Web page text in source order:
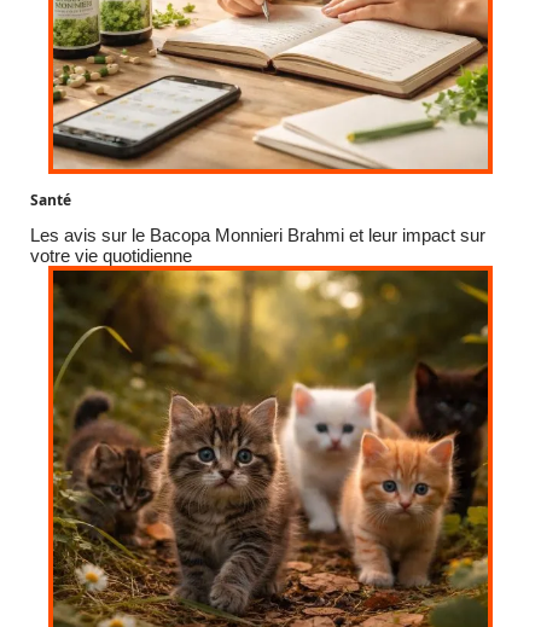
Santé
Les avis sur le Bacopa Monnieri Brahmi et leur impact sur
votre vie quotidienne